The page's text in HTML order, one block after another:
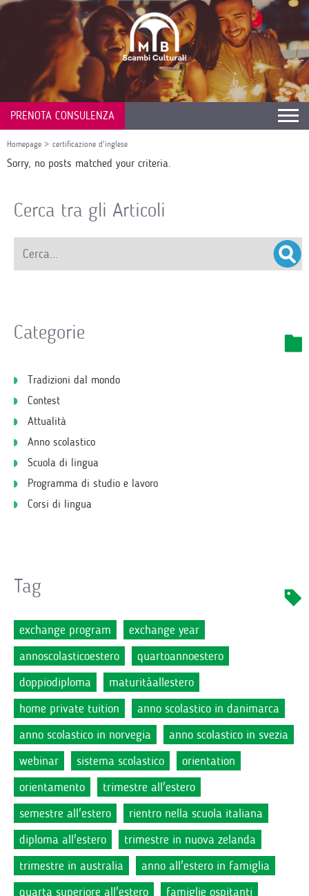
PRENOTA CONSULENZA
Homepage > certificazione d'inglese
Sorry, no posts matched your criteria.
Cerca tra gli Articoli
Categorie
Tradizioni dal mondo
Contest
Attualità
Anno scolastico
Scuola di lingua
Programma di studio e lavoro
Corsi di lingua
Tag
exchange program
exchange year
annoscolasticoestero
quartoannoestero
doppiodiploma
maturitàallestero
home private tuition
anno scolastico in danimarca
anno scolastico in norvegia
anno scolastico in svezia
webinar
sistema scolastico
orientation
orientamento
trimestre all'estero
semestre all'estero
rientro nella scuola italiana
diploma all'estero
trimestre in nuova zelanda
trimestre in australia
anno all'estero in famiglia
quarta superiore all'estero
famiglie ospitanti